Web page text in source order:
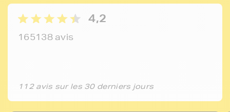
4,2
165138 avis
112 avis sur les 30 derniers jours